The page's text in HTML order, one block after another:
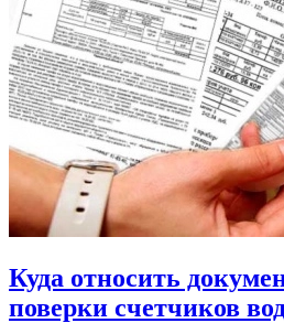
Куда относить
поверки счетчиков